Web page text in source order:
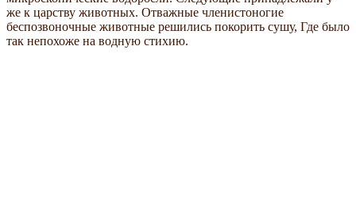
же к царству животных. Отважные членистоногие
беспозвоночные животные решились покорить сушу, Где было
так непохоже на водную стихию.